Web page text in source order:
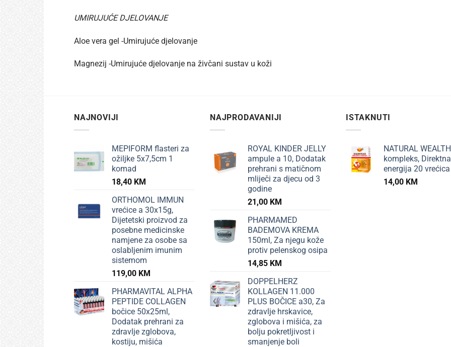
UMIRUJUĆE DJELOVANJE
Aloe vera gel -Umirujuće djelovanje
Magnezij -Umirujuće djelovanje na živčani sustav u koži
NAJNOVIJI
MEPIFORM flasteri za
ožiljke 5x7,5cm 1
komad
18,40 KM
ORTHOMOL IMMUN
vrećice a 30x15g,
Dijetetski proizvod za
posebne medicinske
namjene za osobe sa
oslabljenim imunim
sistemom
119,00 KM
PHARMAVITAL ALPHA
PEPTIDE COLLAGEN
bočice 50x25ml,
Dodatak prehrani za
zdravlje zglobova,
kostiju, mišića
NAJPRODAVANIJI
ROYAL KINDER JELLY
ampule a 10, Dodatak
prehrani s matičnom
mliječi za djecu od 3
godine
21,00 KM
PHARMAMED
BADEMOVA KREMA
150ml, Za njegu kože
protiv pelenskog osipa
14,85 KM
DOPPELHERZ
KOLLAGEN 11.000
PLUS BOČICE a30, Za
zdravlje hrskavice,
zglobova i mišića, za
bolju pokretljivost i
smanjenje boli
ISTAKNUTI
NATURAL
kompleks, Direktna
energija 20 vrećica
14,00 KM